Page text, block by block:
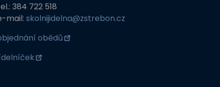
384 722 518
mail:skolnijidelna@zstrebon.cz
obědů